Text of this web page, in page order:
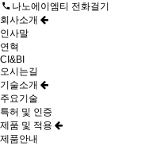
나노에이엠티 전화걸기
회사소개
인사말
연혁
CI&BI
오시는길
기술소개
주요기술
특허 및 인증
제품 및 적용
제품안내